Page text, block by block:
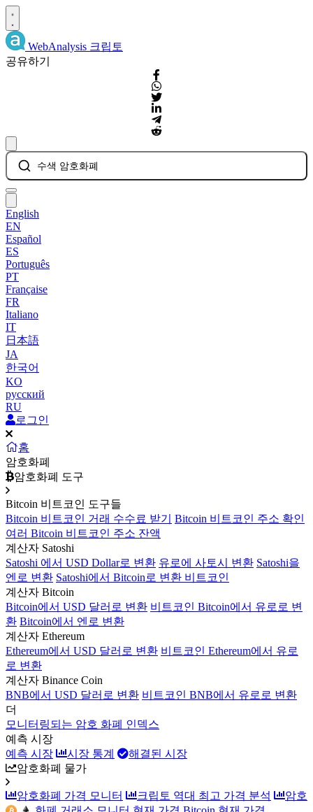
WebAnalysis 크립토
공유하기
수색 암호화폐
English
EN
Español
ES
Português
PT
Française
FR
Italiano
IT
日本語
JA
한국어
KO
русский
RU
로그인
홈
암호화폐
암호화폐 도구
Bitcoin 비트코인 도구들
Bitcoin 비트코인 거래 수수료 받기
Bitcoin 비트코인 주소 확인
여러 Bitcoin 비트코인 주소 잔액
계산자 Satoshi
Satoshi 에서 USD Dollar로 변환 유로에 사토시 변환 Satoshi을
엔로 변환 Satoshi에서 Bitcoin로 변환 비트코인
계산자 Bitcoin
Bitcoin에서 USD 달러로 변환 비트코인 Bitcoin에서 유로로 변
환 Bitcoin에서 엔로 변환
계산자 Ethereum
Ethereum에서 USD 달러로 변환 비트코인 Ethereum에서 유로
로 변환
계산자 Binance Coin
BNB에서 USD 달러로 변환 비트코인 BNB에서 유로로 변환
더
모니터링되는 암호 화폐 인덱스
예측 시장
예측 시장
시장 통계
해결된 시장
암호화폐 물가
암호화폐 가격 모니터 크립토 역대 최고 가격 분석
암호